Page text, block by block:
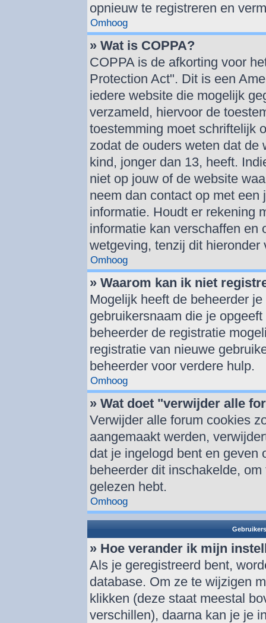
opnieuw te registreren en
Omhoog
» Wat is COPPA?
COPPA is de afkorting voor
Protection Act". Dit is een
iedere website die mogelijk
verzameld, hiervoor de
toestemming moet schriftelijk
zodat de ouders weten dat
kind, jonger dan 13, heeft.
niet op jouw of de website
neem dan contact op met
informatie. Houdt er rekening
informatie kan verschaffen en
wetgeving, tenzij dit hieronder
Omhoog
» Waarom kan ik niet
Mogelijk heeft de beheerder
gebruikersnaam die je
beheerder de registratie
registratie van nieuwe
beheerder voor verdere hulp.
Omhoog
» Wat doet "verwijder alle
Verwijder alle forum cookies
aangemaakt werden,
dat je ingelogd bent en geven
beheerder dit inschakelde,
gelezen hebt.
Omhoog
» Hoe verander ik mijn
Als je geregistreerd bent,
database. Om ze te wijzigen
klikken (deze staat meestal
verschillen), daarna kan je je